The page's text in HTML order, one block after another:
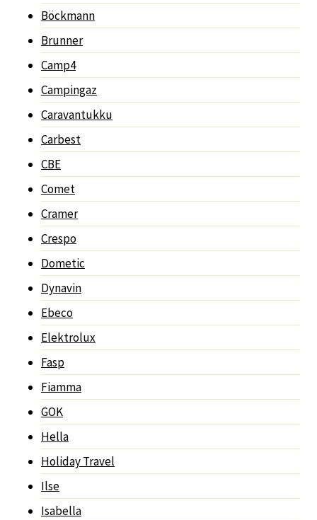
Böckmann
Brunner
Camp4
Campingaz
Caravantukku
Carbest
CBE
Comet
Cramer
Crespo
Dometic
Dynavin
Ebeco
Elektrolux
Fasp
Fiamma
GOK
Hella
Holiday Travel
Ilse
Isabella